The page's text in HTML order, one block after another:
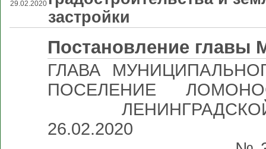
29.02.2020
застройки
Постановление главы
ГЛАВА
ПОСЕЛЕНИЕ